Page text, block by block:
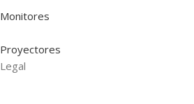
Monitores
Proyectores
Legal